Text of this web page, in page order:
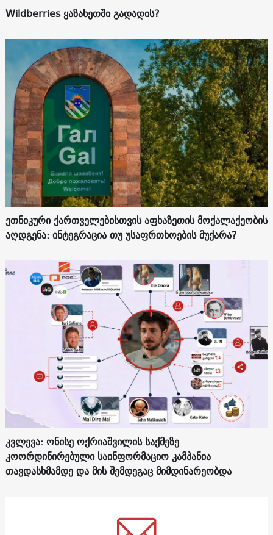
Wildberries ყაზახეთში გადადის?
ეთნიკური ქართველებისთვის აფხაზეთის მოქალაქეობის
აღდგენა: ინტეგრაცია თუ უსაფრთხოების მუქარა?
კვლევა: ონისე ოქრიაშვილის საქმეზე
კოორდინირებული საინფორმაციო კამპანია
თავდასხმამდე და მის შემდეგაც მიმდინარეობდა